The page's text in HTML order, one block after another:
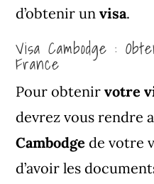
d’obtenir unvisa.
Visa Cambodge :
France
Pour obtenir votre
devrez vous rendre
Cambodge de votre
d’avoir les